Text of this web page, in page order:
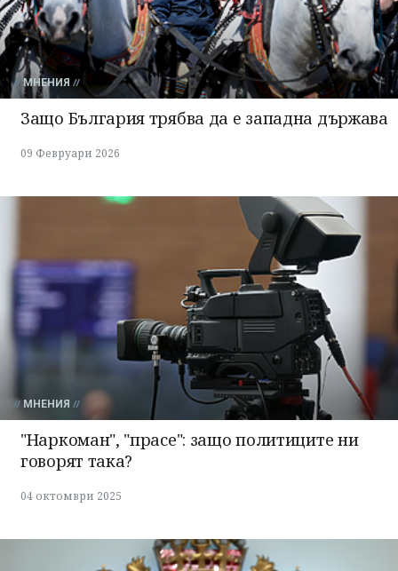
МНЕНИЯ
Защо България трябва да e западна държава
09 Февруари 2026
МНЕНИЯ
"Наркоман", "прасе": защо политиците ни
говорят така?
04 октомври 2025